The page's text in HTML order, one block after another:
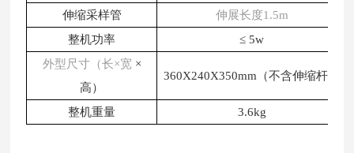
伸缩采样管
伸展长度1.5m
整机功率
≤ 5w
外型尺寸（长×宽 ×
高）
360X240X350mm（不含伸缩杆）
整机重量 3.6kg